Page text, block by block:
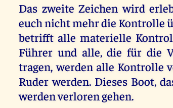
Das zweite Zeichen wird
euch nicht mehr die Kontrolle
betrifft alle materielle
Führer und alle, die für die
tragen, werden alle Kontrolle
Ruder werden. Dieses Boot,
werden verloren gehen.